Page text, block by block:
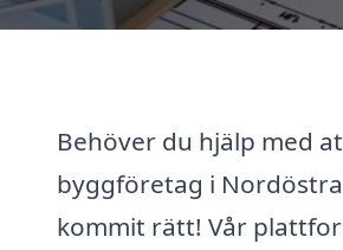
Behöver du hjälp med
byggföretag i
kommit rätt! Vår